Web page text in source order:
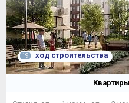
19 ход строительства